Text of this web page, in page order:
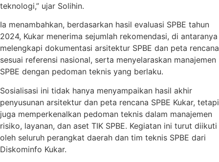
teknologi,” ujar Solihin.
Ia menambahkan, berdasarkan hasil evaluasi SPBE tahun
2024, Kukar menerima sejumlah rekomendasi, di antaranya
melengkapi dokumentasi arsitektur SPBE dan peta rencana
sesuai referensi nasional, serta menyelaraskan manajemen
SPBE dengan pedoman teknis yang berlaku.
Sosialisasi ini tidak hanya menyampaikan hasil akhir
penyusunan arsitektur dan peta rencana SPBE Kukar, tetapi
juga memperkenalkan pedoman teknis dalam manajemen
risiko, layanan, dan aset TIK SPBE. Kegiatan ini turut diikuti
oleh seluruh perangkat daerah dan tim teknis SPBE dari
Diskominfo Kukar.